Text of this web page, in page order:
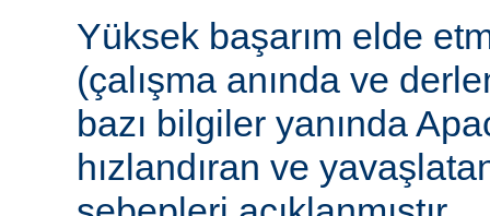
Yüksek başarım elde
(çalışma anında ve
bazı bilgiler yanında
hızlandıran ve